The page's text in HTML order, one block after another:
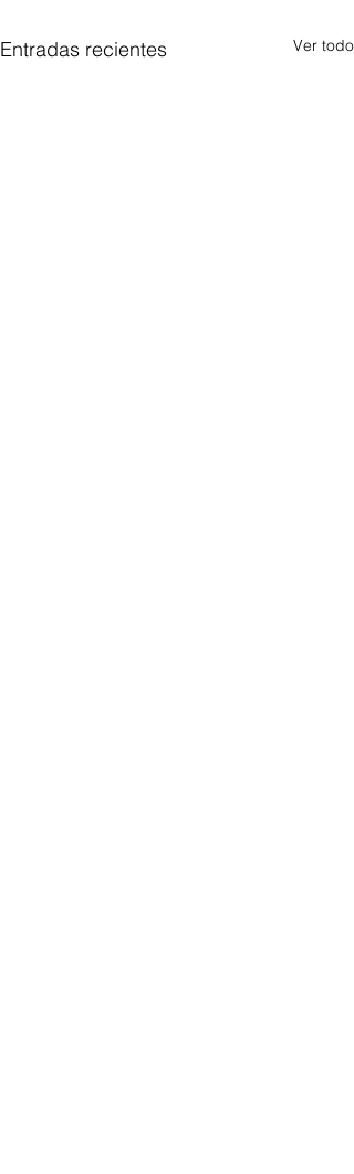
Entradas recientes Ver todo